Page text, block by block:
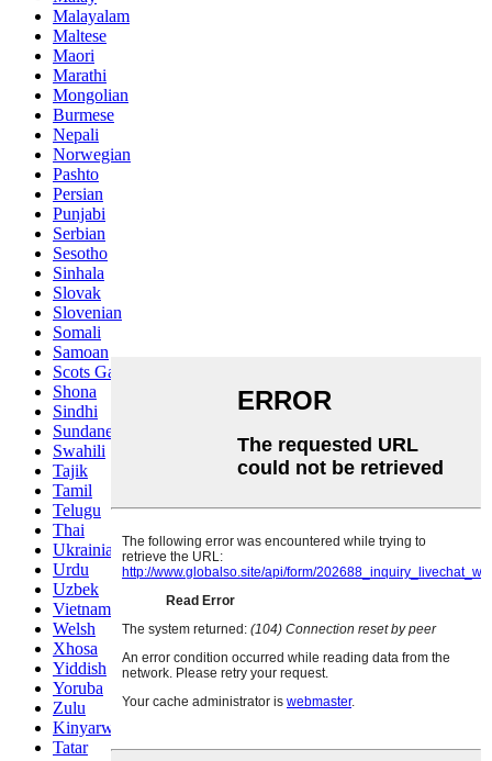
Malayalam
Maltese
Maori
Marathi
Mongolian
Burmese
Nepali
Norwegian
Pashto
Persian
Punjabi
Serbian
Sesotho
Sinhala
Slovak
Slovenian
Somali
Samoan
Scots Gaelic
Shona
Sindhi
Sundanese
Swahili
Tajik
Tamil
Telugu
Thai
Ukrainian
Urdu
Uzbek
Vietnamese
Welsh
Xhosa
Yiddish
Yoruba
Zulu
Kinyarwanda
Tatar